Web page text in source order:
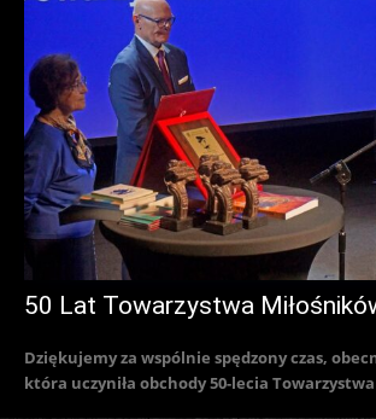
50 Lat Towarzystwa
Dziękujemy za wspólnie spędzony czas,
która uczyniła obchody 50-lecia